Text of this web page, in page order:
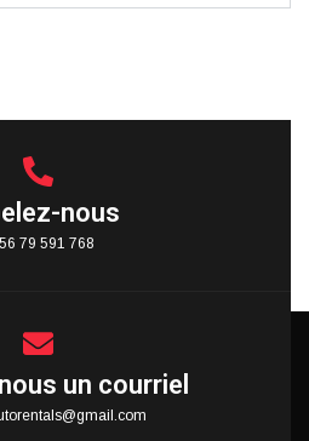
nous
79 591 768
un courriel